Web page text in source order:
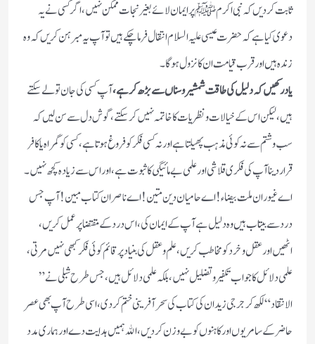
ثابت كرديں كہ نبى اكرم ﷺ پر ايمان لائے بغير نجات ممكن نہيں، اگر كسى نے يہ
دعوى كيا ہے كہ حضرت عيسى علیہ السلام انتقال فرما چكے ہيں تو آپ یہ مبرہن كريں كہ وه
زنده ہيں اور قرب قيامت ان كا نزول ہوگا۔
ياد ركهيں كہ دليل كى طاقت شمشیر و سناں سے بڑھ کر ہے،آپ كسى كى جان تو لے سكتے
ہيں، ليكن اس كے خيالات و نظريات كا خاتمہ نہيں كر سكتے، گوش دل سے سن ليں كہ
سب و شتم سے نہ كوئى مذہب پھیلتا ہے اور نہ كسى فكر كو فروغ ہوتا ہے، كسى كو گمراه يا كافر
قرار دينا آپ كى فكرى قلاشى اور علمى بے مائيگى كا ثبوت ہے، اور اس سے زياده كچھ نہيں۔
اے غيوران ملت بيضاء! اے حاميان دين متين! اے ناصران كتاب مبين! آپ جس
درد سے بيتاب ہيں وه دليل ہے آپ كے ايمان كى، اس درد كے مقتضا پر عمل كريں،
اٹهيں اور عقل و خرد كو مخاطب كريں، علم وعقل كى بنياد پر قائم كوئى فكر كبهى نہيں مرتى،
علمى دلائل كا جواب تکفیر و تضلیل نہيں، بلكہ علمى دلائل ہيں، جس طرح شبلى نے ”
الانتقاد “ لكھ کر جرجى زيدان كى كتاب كى سحر آفرينى ختم كردى، اسى طرح آپ بهى عصر
حاضر كے سامريوں اور كاہنوں كو بے وزن كرديں، الله ہميں ہدايت دے اور ہمارى مدد